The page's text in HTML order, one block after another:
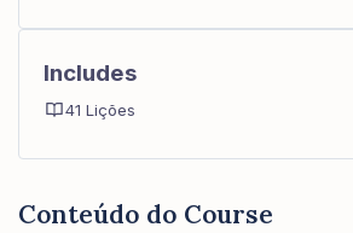
Conteúdo do Course
Includes
41 Lições